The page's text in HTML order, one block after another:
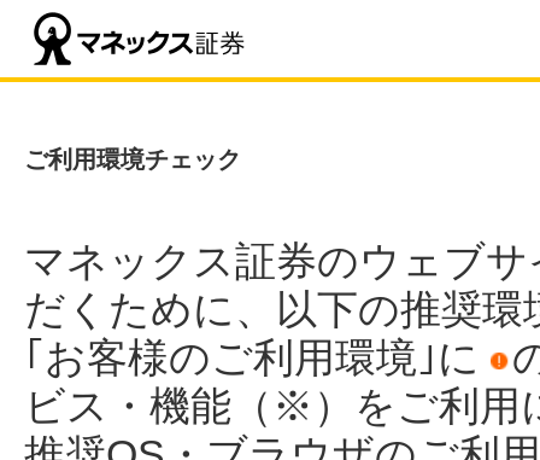
ご利用環境チェック
マネックス証券のウェブ
だくために、以下の推奨
｢お客様のご利用環境｣に
ビス・機能（※）をご利用